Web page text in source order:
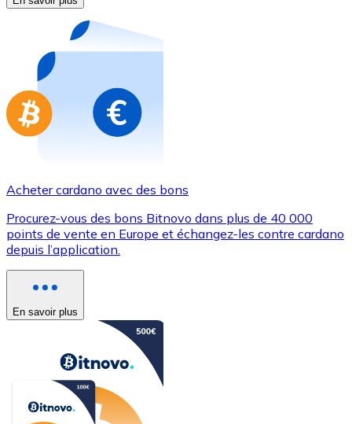
Achetez des cartes-cadeaux de vos marques
Aller à la boutique de cartes-cadeaux
Acheter cardano avec des bons
Procurez-vous des bons Bitnovo dans plus de 40 000
points de vente en Europe et échangez-les contre cardano
depuis l’application.
En savoir plus